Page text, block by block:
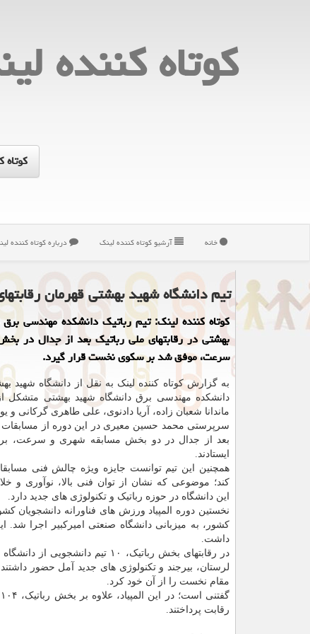
كوتاه كننده
خانه آرشیو كوتاه كننده لینك درباره كوتاه كننده
تیم دانشگاه شهید بهشتی قهرمان
کوتاه کننده لینک: تیم رباتیک دانشکده مهندسی
بهشتی در رقابتهای ملی رباتیک بعد از جدال در
سرعت، موفق شد بر سکوی نخست قرار گیرد.
به گزارش کوتاه کننده لینک به نقل از دانشگاه شهید
دانشکده مهندسی برق دانشگاه شهید بهشتی متشکل
ماندانا شعبان زاده، آریا دادنوی، علی طاهری گرکانی
سرپرستی محمد حسین معیری در این دوره از
بعد از جدال در دو بخش مسابقه شهری و سرعت،
ایستادند.
همچنین این تیم توانست جایزه ویژه چالش فنی
کند؛ موضوعی که نشان از توان فنی بالا، نوآوری و
این دانشگاه در حوزه رباتیک و تکنولوژی های جدید دارد.
کشور، به میزبانی دانشگاه صنعتی امیرکبیر اجرا شد.
داشت.
در رقابتهای بخش رباتیک، ۱۰
لرستان، بیرجند و تکنولوژی های جدید آمل حضور
مقام نخست را از آن خود کرد.
رقابت پرداختند.